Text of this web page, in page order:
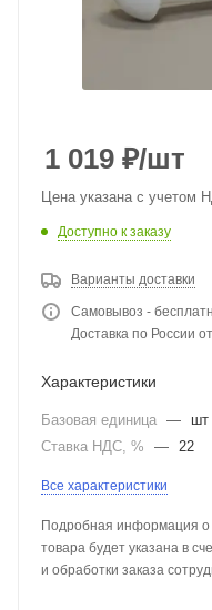
1 019 ₽/шт
Цена указана с учетом
Доступно к заказу
Варианты доставки
Самовывоз -
Доставка по России
Характеристики
Базовая единица —
шт
Ставка НДС, %
— 22
Все характеристики
Подробная информация о
товара будет указана в
и обработки заказа